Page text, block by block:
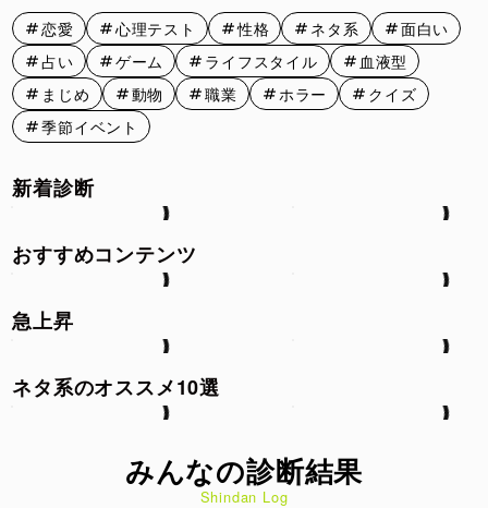
恋愛 心理テスト 性格 ネタ系
面白い
占い
ゲーム ライフスタイル
血液型
まじめ
動物 職業 ホラー
クイズ
季節イベント
新着診断
おすすめコンテンツ
急上昇
ネタ系のオススメ10選
みんなの診断結果
Shindan Log